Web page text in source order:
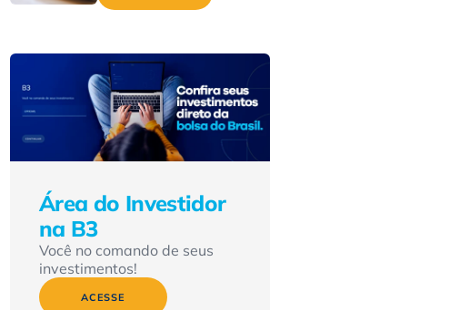
Área do Investidor
na B3
Você no comando de seus
investimentos!
ACESSE